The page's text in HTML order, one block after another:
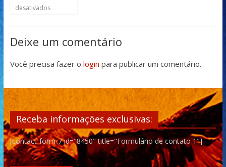
desativados
Deixe um comentário
Você precisa fazer o login para publicar um comentário.
Receba informações exclusivas:
[contact-form-7 id="8450" title="Formulário de contato 1"]